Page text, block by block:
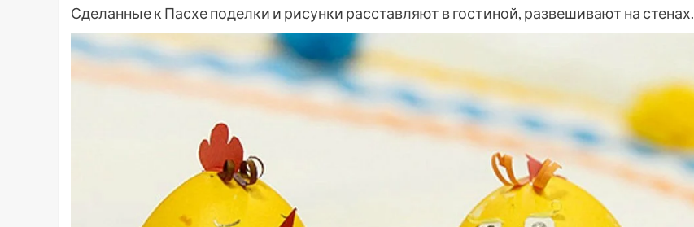
Сделанные к Пасхе поделки и рисунки расставляют в гостиной, развешивают на стенах.